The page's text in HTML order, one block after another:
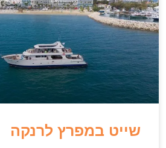
שייט במפרץ לרנקה